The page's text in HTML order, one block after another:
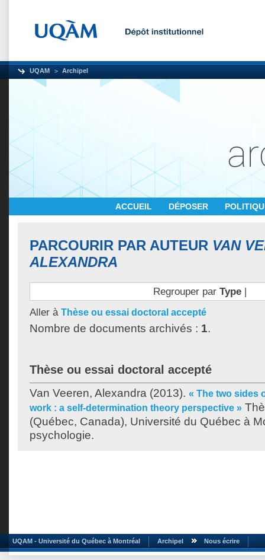
UQAM Archipel
ACCUEIL DÉPOSER
PARCOURIR PAR AUTEUR VAN
ALEXANDRA
Regrouper par Type|
Aller à Thèse ou essai doctoral accepté
Nombre de documents archivés : 1.
Thèse ou essai doctoral accepté
Van Veeren, Alexandra (2013). « The two sides
work : a self-determination theory perspective »
(Québec, Canada), Université du Québec à
psychologie.
UQAM - Université du Québec à Montréal Archipel Nous écrire